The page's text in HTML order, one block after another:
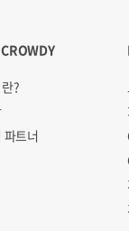
?
트너